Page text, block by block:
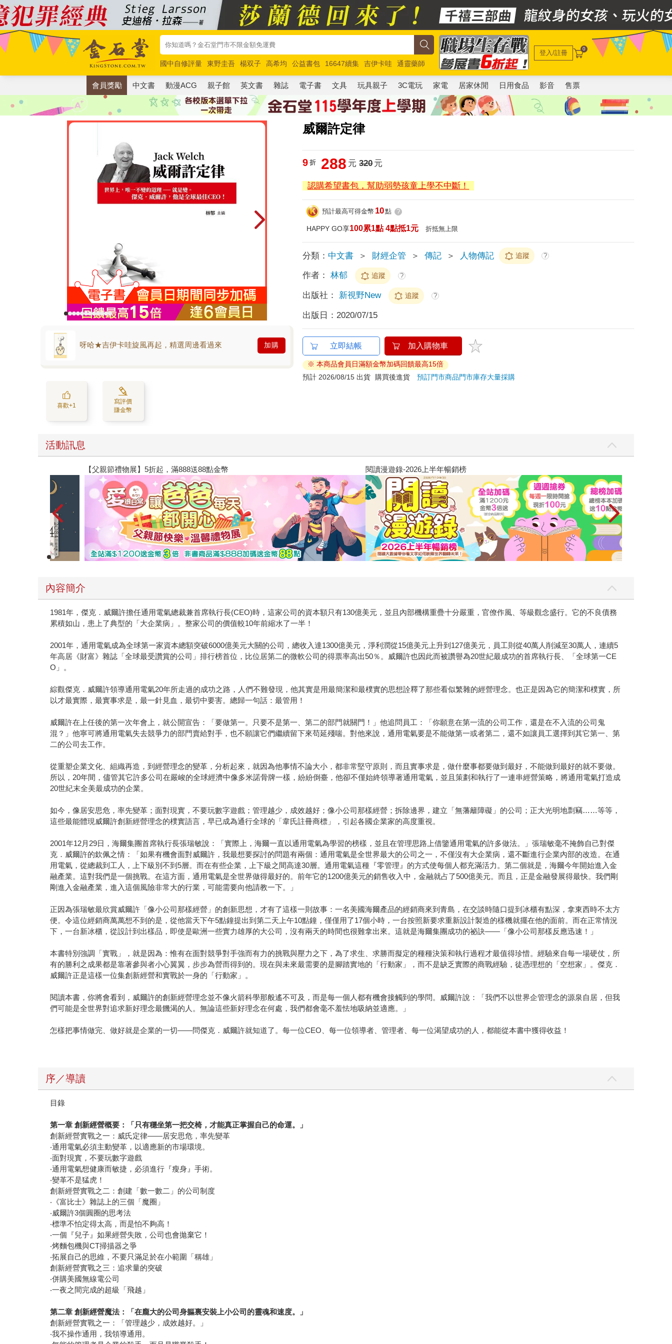
國中自修評量 東野圭吾 楊双子 高希均 公益書包 16647續集 吉伊卡哇
通靈藥師
唯紅花綻放
奧德賽 路邊攤新作 馬斯克 玩具總動員5 超慢跑
登入/註冊 0
會員獎勵 中文書 動漫ACG 親子館 英文書 雜誌 電子書 文具 玩具親子 3C電玩 家電 居家休閒 日用食品 影音 售票
威爾許定律
呀哈★吉伊卡哇旋風再起，精選周邊看過來 加購
喜歡+1
寫評價
賺金幣
9 折 288 元 320元
認購希望書包，幫助弱勢孩童上學不中斷！
預計最高可得金幣 10點 ?
HAPPY GO享100累1點 4點抵1元 折抵無上限
分類： 中文書 ＞ 財經企管 ＞ 傳記 ＞ 人物傳記 追蹤 ?
作者： 林郁 追蹤 ?
出版社： 新視野New 追蹤 ?
出版日： 2020/07/15
立即結帳 加入購物車
※ 本商品會員日滿額金幣加碼回饋最高15倍
預計 2026/08/15 出貨
購買後進貨預訂門市商品門市庫存大量採購
活動訊息
【父親節禮物展】5折起，滿888送88點金幣 閱讀漫遊錄-2026上半年暢銷榜
內容簡介
1981年，傑克．威爾許擔任通用電氣總裁兼首席執行長(CEO)時，這家公司的資本額只有130億美元，並且內部機構重疊十分嚴重，官僚作風、等級觀念盛行。它的不良債務
累積如山，患上了典型的「大企業病」。整家公司的價值較10年前縮水了一半！
2001年，通用電氣成為全球第一家資本總額突破6000億美元大關的公司，總收入達1300億美元，淨利潤從15億美元上升到127億美元，員工則從40萬人削減至30萬人，連續5
年高居《財富》雜誌「全球最受讚賞的公司」排行榜首位，比位居第二的微軟公司的得票率高出50％。威爾許也因此而被讚譽為20世紀最成功的首席執行長、「全球第一CE
O」。
綜觀傑克．威爾許領導通用電氣20年所走過的成功之路，人們不難發現，他其實是用最簡潔和最樸實的思想詮釋了那些看似繁雜的經營理念。也正是因為它的簡潔和樸實，所
以才最實際，最實事求是，最一針見血，最切中要害。總歸一句話：最管用！
威爾許在上任後的第一次年會上，就公開宣告：「要做第一。只要不是第一、第二的部門就關門！」他追問員工：「你願意在第一流的公司工作，還是在不入流的公司鬼
混？」他寧可將通用電氣失去競爭力的部門賣給對手，也不願讓它們繼續留下來苟延殘喘。對他來說，通用電氣要是不能做第一或者第二，還不如讓員工選擇到其它第一、第
二的公司去工作。
從重塑企業文化、組織再造，到經營理念的變革，分析起來，就因為他事情不論大小，都非常堅守原則，而且實事求是，做什麼事都要做到最好，不能做到最好的就不要做。
所以，20年間，儘管其它許多公司在嚴峻的全球經濟中像多米諾骨牌一樣，紛紛倒臺，他卻不僅始終領導著通用電氣，並且策劃和執行了一連串經營策略，將通用電氣打造成
20世紀末全美最成功的企業。
如今，像居安思危，率先變革；面對現實，不要玩數字遊戲；管理越少，成效越好；像小公司那樣經營；拆除邊界，建立「無藩籬障礙」的公司；正大光明地剽竊……等等，
這些最能體現威爾許創新經營理念的樸實語言，早已成為通行全球的「韋氏註冊商標」，引起各國企業家的高度重視。
2001年12月29日，海爾集團首席執行長張瑞敏說：「實際上，海爾一直以通用電氣為學習的榜樣，並且在管理思路上借鑒通用電氣的許多做法。」張瑞敏毫不掩飾自己對傑
克．威爾許的欽佩之情：「如果有機會面對威爾許，我最想要探討的問題有兩個：通用電氣是全世界最大的公司之一，不僅沒有大企業病，還不斷進行企業內部的改造。在通
用電氣，從總裁到工人，上下級別不到5層。而在有些企業，上下級之間高達30層。通用電氣這種『零管理』的方式使每個人都充滿活力。第二個就是，海爾今年開始進入金
融產業。這對我們是一個挑戰。在這方面，通用電氣是全世界做得最好的。前年它的1200億美元的銷售收入中，金融就占了500億美元。而且，正是金融發展得最快。我們剛
剛進入金融產業，進入這個風險非常大的行業，可能需要向他請教一下。」
正因為張瑞敏最欣賞威爾許「像小公司那樣經營」的創新思想，才有了這樣一則故事：一名美國海爾產品的經銷商來到青島，在交談時隨口提到冰櫃有點深，拿東西時不太方
便。令這位經銷商萬萬想不到的是，從他當天下午5點鐘提出到第二天上午10點鐘，僅僅用了17個小時，一台按照新要求重新設計製造的樣機就擺在他的面前。而在正常情況
下，一台新冰櫃，從設計到出樣品，即使是歐洲一些實力雄厚的大公司，沒有兩天的時間也很難拿出來。這就是海爾集團成功的祕訣―—「像小公司那樣反應迅速！」
本書特別強調「實戰」，就是因為：惟有在面對競爭對手強而有力的挑戰與壓力之下，為了求生、求勝而擬定的種種決策和執行過程才最值得珍惜。經驗來自每一場硬仗，所
有的勝利之成果都是靠著參與者小心翼翼，步步為營而得到的。現在與未來最需要的是腳踏實地的「行動家」，而不是缺乏實際的商戰經驗，徒憑理想的「空想家」。傑克．
威爾許正是這樣一位集創新經營和實戰於一身的「行動家」。
閱讀本書，你將會看到，威爾許的創新經營理念並不像火箭科學那般遙不可及，而是每一個人都有機會接觸到的學問。威爾許說：「我們不以世界企管理念的源泉自居，但我
們可能是全世界對追求新好理念最饑渴的人。無論這些新好理念在何處，我們都會毫不羞怯地吸納並適應。」
怎樣把事情做完、做好就是企業的一切―—問傑克．威爾許就知道了。每一位CEO、每一位領導者、管理者、每一位渴望成功的人，都能從本書中獲得收益！
序／導讀
目錄
第一章 創新經營概要：「只有穩坐第一把交椅，才能真正掌握自己的命運。」
創新經營實戰之一：威氏定律―—居安思危，率先變革
‧通用電氣必須主動變革，以適應新的市場環境。
‧面對現實，不要玩數字遊戲
‧通用電氣想健康而敏捷，必須進行『瘦身』手術。
‧變革不是猛虎！
創新經營實戰之二：創建「數一數二」的公司制度
‧《富比士》雜誌上的三個「魔圈」
‧威爾許3個圓圈的思考法
‧標準不怕定得太高，而是怕不夠高！
‧一個『兒子』如果經營失敗，公司也會拋棄它！
‧烤麵包機與CT掃描器之爭
‧拓展自己的思維，不要只滿足於在小範圍「稱雄」
創新經營實戰之三：追求量的突破
‧併購美國無線電公司
‧一夜之間完成的超級「飛越」
第二章 創新經營魔法：「在龐大的公司身軀裏安裝上小公司的靈魂和速度。」
創新經營實戰之一：「管理越少，成效越好。」
‧我不操作通用，我領導通用。